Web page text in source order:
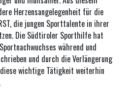
Herzensangelegenheit für die
die jungen Sporttalente in ihrer
Die Südtiroler Sporthilfe hat
während und
und durch die Verlängerung
wichtige Tätigkeit weiterhin